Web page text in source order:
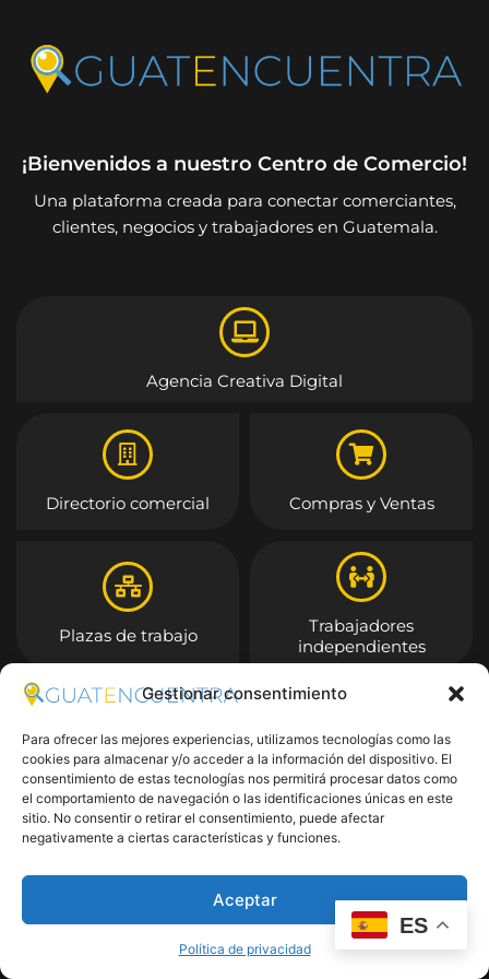
Gestionar consentimiento
Para ofrecer las mejores experiencias, utilizamos tecnologías como las
cookies para almacenar y/o acceder a la información del dispositivo. El
consentimiento de estas tecnologías nos permitirá procesar datos como
el comportamiento de navegación o las identificaciones únicas en este
sitio. No consentir o retirar el consentimiento, puede afectar
negativamente a ciertas características y funciones.
Aceptar
Política de privacidad
¡Bienvenidos a nuestro Centro de Comercio!
Una plataforma creada para conectar comerciantes,
clientes, negocios y trabajadores en Guatemala.
Agencia Creativa Digital
Directorio comercial Compras y Ventas
Plazas de trabajo
Trabajadores
independientes
Entrar
ES